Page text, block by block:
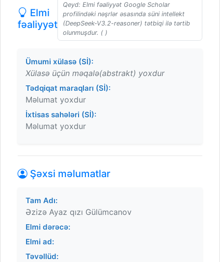
Elmi
fəaliyyət
Qeyd: Elmi fəaliyyət Google Scholar
profilindəki nəşrlər əsasında süni intellekt
(DeepSeek-V3.2-reasoner) tətbiqi ilə tərtib
olunmuşdur. ( )
Ümumi xülasə (Sİ):
Xülasə üçün məqalə(abstrakt) yoxdur
Tədqiqat maraqları (Sİ):
Məlumat yoxdur
İxtisas sahələri (Sİ):
Məlumat yoxdur
Şəxsi məlumatlar
Tam Adı:
Əzizə Ayaz qızı Gülümcanov
Elmi dərəcə:
Elmi ad:
Təvəllüd: